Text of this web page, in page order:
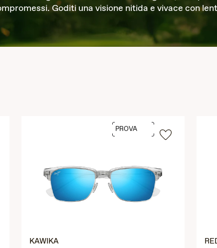
Goditi una visione nitida e vivace con
disponibili in un’ampia gamma di modelli
KAWIKA
PROVA